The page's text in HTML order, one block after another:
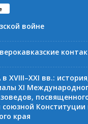
войне
XVIII–XXI вв.:
XI
Конституции
края